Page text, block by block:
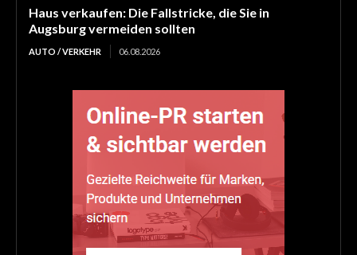
Haus verkaufen: Die Fallstricke, die Sie in
Augsburg vermeiden sollten
AUTO / VERKEHR 06.08.2026